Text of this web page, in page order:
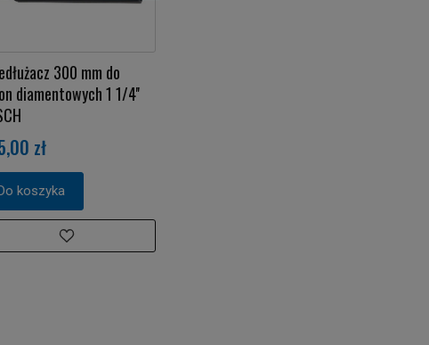
300 mm do
diamentowych 1 1/4''
zł
koszyka